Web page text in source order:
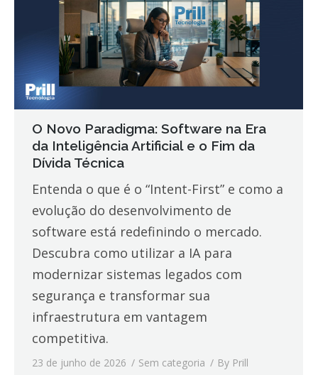
O Novo Paradigma: Software na Era
da Inteligência Artificial e o Fim da
Dívida Técnica
Entenda o que é o “Intent-First” e como a
evolução do desenvolvimento de
software está redefinindo o mercado.
Descubra como utilizar a IA para
modernizar sistemas legados com
segurança e transformar sua
infraestrutura em vantagem
competitiva.
23 de junho de 2026 Sem categoria By Prill